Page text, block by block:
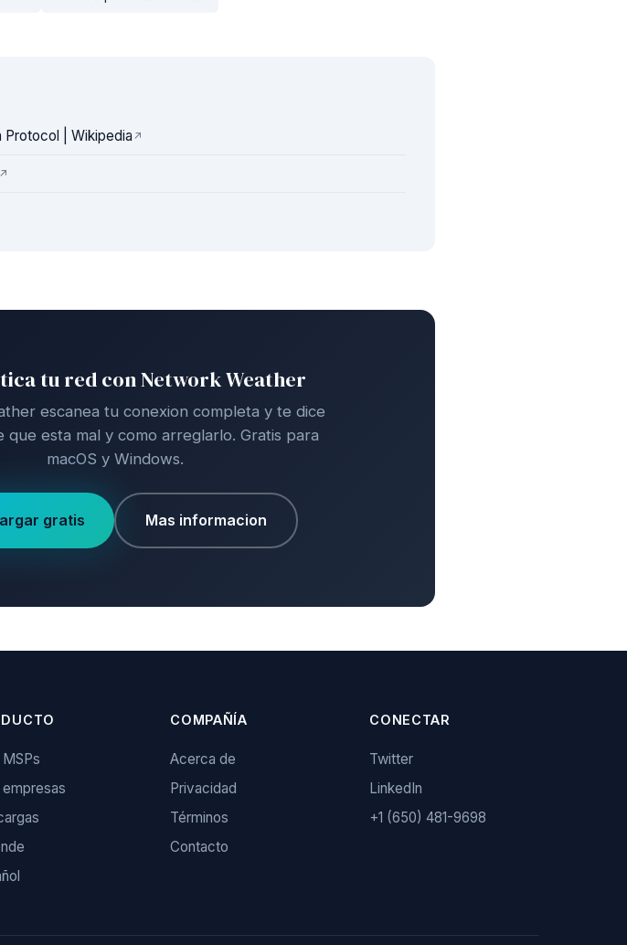
Protocol | Wikipedia
tu red con Network Weather
escanea tu conexion completa y te dice
que esta mal y como arreglarlo. Gratis para
macOS y Windows.
gratis Mas informacion
MSPs
empresas
COMPAÑÍA
Acerca de
Privacidad
Términos
Contacto
CONECTAR
Twitter
LinkedIn
+1 (650) 481-9698